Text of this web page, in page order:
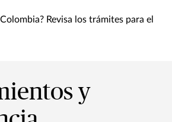
Revisa los trámites para el
y